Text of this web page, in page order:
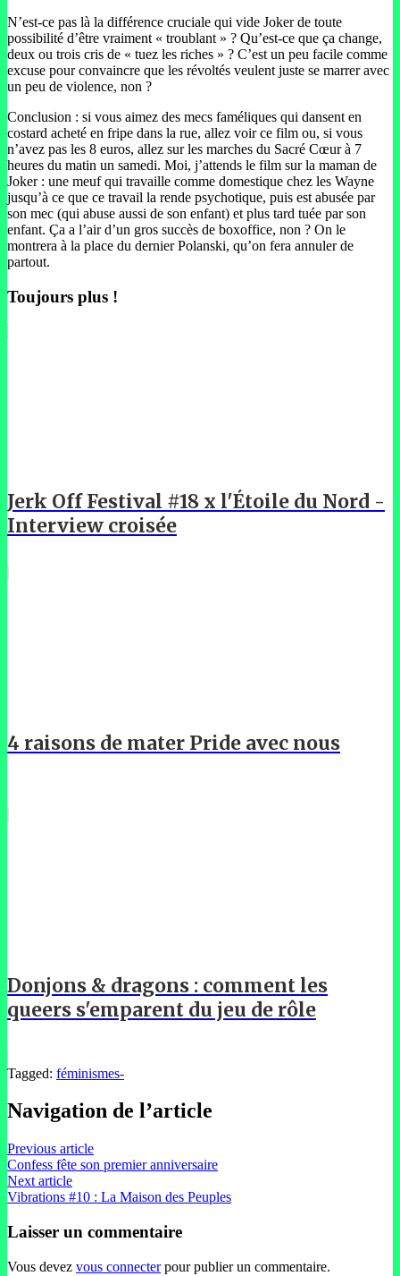
N’est-ce pas là la différence cruciale qui vide Joker de toute
possibilité d’être vraiment « troublant » ? Qu’est-ce que ça change,
deux ou trois cris de « tuez les riches » ? C’est un peu facile comme
excuse pour convaincre que les révoltés veulent juste se marrer avec
un peu de violence, non ?
Conclusion : si vous aimez des mecs faméliques qui dansent en
costard acheté en fripe dans la rue, allez voir ce film ou, si vous
n’avez pas les 8 euros, allez sur les marches du Sacré Cœur à 7
heures du matin un samedi. Moi, j’attends le film sur la maman de
Joker : une meuf qui travaille comme domestique chez les Wayne
jusqu’à ce que ce travail la rende psychotique, puis est abusée par
son mec (qui abuse aussi de son enfant) et plus tard tuée par son
enfant. Ça a l’air d’un gros succès de boxoffice, non ? On le
montrera à la place du dernier Polanski, qu’on fera annuler de
partout.
Toujours plus !
Jerk Off Festival #18 x l'Étoile du Nord -
Interview croisée
4 raisons de mater Pride avec nous
Donjons & dragons : comment les
queers s'emparent du jeu de rôle
Tagged: féminismes-
Navigation de l’article
Previous article
Confess fête son premier anniversaire
Next article
Vibrations #10 : La Maison des Peuples
Laisser un commentaire
Vous devez vous connecterpour publier un commentaire.